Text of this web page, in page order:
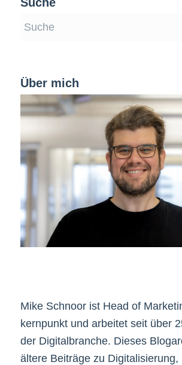
Über mich
Mike Schnoor ist Head of
kernpunkt und arbeitet seit über
der Digitalbranche. Dieses
ältere Beiträge zu Digitalisierung,